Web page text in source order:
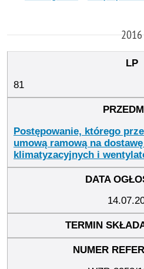
2016
81
Postępowanie, którego
umową ramową na
klimatyzacyjnych i